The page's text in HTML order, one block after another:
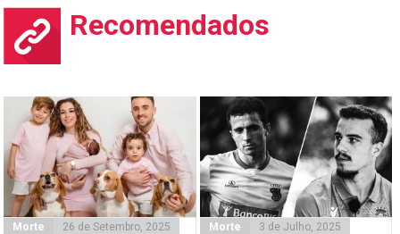
Recomendados
Morte 26 de Setembro, 2025 Morte 3 de Julho, 2025